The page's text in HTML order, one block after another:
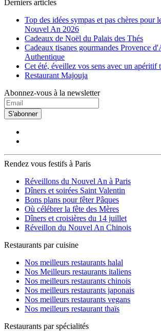
Derniers articles
Top des idées sympas et pas chères pour
Nouvel An 2026
Cadeaux de Noël du Palais des Thés
Cadeaux tisanes gourmandes Provence
Authentique
Cet été, éveillez vos sens avec un apéritif
Restaurant Majouja
Abonnez-vous à la newsletter
S'abonner
Rendez vous festifs à Paris
Réveillons du Nouvel An à Paris
Dîners et soirées Saint Valentin
Bons plans pour fêter Pâques
Où célébrer la fête des Mères
Dîners et croisières du 14 juillet
Réveillon du Nouvel An Chinois
Restaurants par cuisine
Nos meilleurs restaurants halal
Nos Meilleurs restaurants italiens
Nos meilleurs restaurants chinois
Nos meilleurs restaurants japonais
Nos meilleurs restaurants vegans
Nos meilleurs restaurant thaïs
Restaurants par spécialités